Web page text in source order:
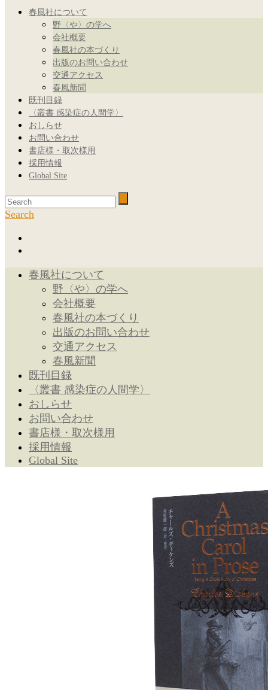
春風社について
野〈や〉の学へ
会社概要
春風社の本づくり
出版のお問い合わせ
交通アクセス
春風新聞
既刊目録
〈叢書 感染症の人間学〉
おしらせ
お問い合わせ
書店様・取次様用
採用情報
Global Site
Search
春風社について
野〈や〉の学へ
会社概要
春風社の本づくり
出版のお問い合わせ
交通アクセス
春風新聞
既刊目録
〈叢書 感染症の人間学〉
おしらせ
お問い合わせ
書店様・取次様用
採用情報
Global Site